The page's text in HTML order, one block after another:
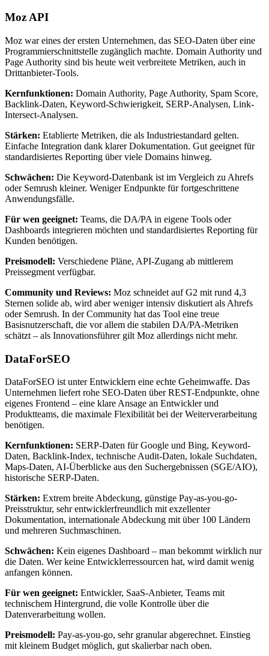
Moz API
Moz war eines der ersten Unternehmen, das SEO-Daten über eine
Programmierschnittstelle zugänglich machte. Domain Authority und
Page Authority sind bis heute weit verbreitete Metriken, auch in
Drittanbieter-Tools.
Kernfunktionen: Domain Authority, Page Authority, Spam Score,
Backlink-Daten, Keyword-Schwierigkeit, SERP-Analysen, Link-
Intersect-Analysen.
Stärken: Etablierte Metriken, die als Industriestandard gelten.
Einfache Integration dank klarer Dokumentation. Gut geeignet für
standardisiertes Reporting über viele Domains hinweg.
Schwächen: Die Keyword-Datenbank ist im Vergleich zu Ahrefs
oder Semrush kleiner. Weniger Endpunkte für fortgeschrittene
Anwendungsfälle.
Für wen geeignet: Teams, die DA/PA in eigene Tools oder
Dashboards integrieren möchten und standardisiertes Reporting für
Kunden benötigen.
Preismodell: Verschiedene Pläne, API-Zugang ab mittlerem
Preissegment verfügbar.
Community und Reviews: Moz schneidet auf G2 mit rund 4,3
Sternen solide ab, wird aber weniger intensiv diskutiert als Ahrefs
oder Semrush. In der Community hat das Tool eine treue
Basisnutzerschaft, die vor allem die stabilen DA/PA-Metriken
schätzt – als Innovationsführer gilt Moz allerdings nicht mehr.
DataForSEO
DataForSEO ist unter Entwicklern eine echte Geheimwaffe. Das
Unternehmen liefert rohe SEO-Daten über REST-Endpunkte, ohne
eigenes Frontend – eine klare Ansage an Entwickler und
Produktteams, die maximale Flexibilität bei der Weiterverarbeitung
benötigen.
Kernfunktionen: SERP-Daten für Google und Bing, Keyword-
Daten, Backlink-Index, technische Audit-Daten, lokale Suchdaten,
Maps-Daten, AI-Überblicke aus den Suchergebnissen (SGE/AIO),
historische SERP-Daten.
Stärken: Extrem breite Abdeckung, günstige Pay-as-you-go-
Preisstruktur, sehr entwicklerfreundlich mit exzellenter
Dokumentation, internationale Abdeckung mit über 100 Ländern
und mehreren Suchmaschinen.
Schwächen: Kein eigenes Dashboard – man bekommt wirklich nur
die Daten. Wer keine Entwicklerressourcen hat, wird damit wenig
anfangen können.
Für wen geeignet: Entwickler, SaaS-Anbieter, Teams mit
technischem Hintergrund, die volle Kontrolle über die
Datenverarbeitung wollen.
Preismodell: Pay-as-you-go, sehr granular abgerechnet. Einstieg
mit kleinem Budget möglich, gut skalierbar nach oben.